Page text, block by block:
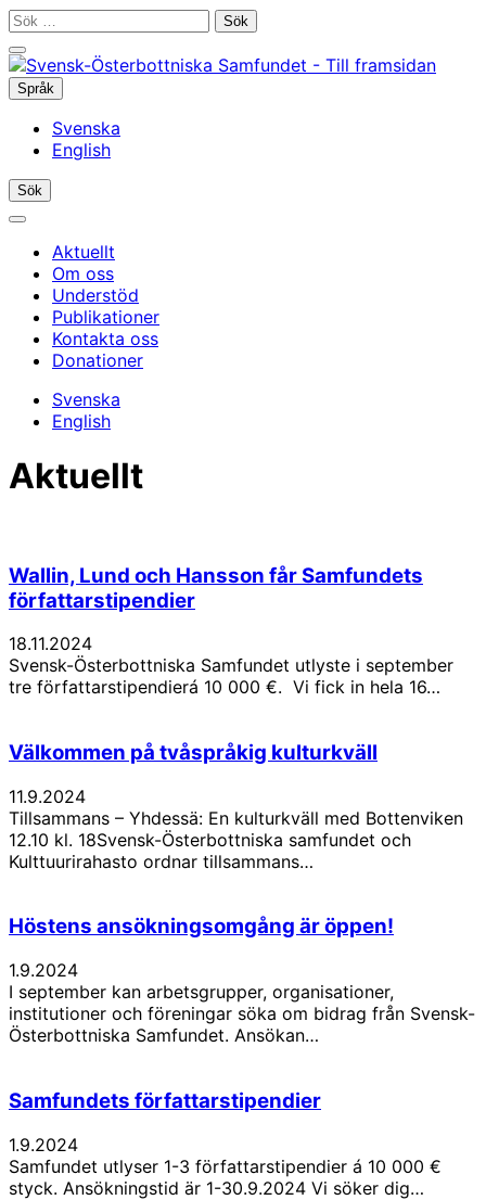
Gå
innehållet
Sök
Stäng
sökfältet
Språk
Språkmeny
Svenska
English
Öppna/stäng
sökfältet
Sök
Huvudmeny
Aktuellt
Om oss
Understöd
Publikationer
Kontakta oss
Donationer
Svenska
English
Aktuellt
Wallin, Lund och Hansson får Samfundets
författarstipendier
18.11.2024
Svensk-Österbottniska Samfundet utlyste i september
tre författarstipendierá 10 000 €. Vi fick in hela 16…
Välkommen på tvåspråkig kulturkväll
11.9.2024
Tillsammans – Yhdessä: En kulturkväll med Bottenviken
12.10 kl. 18Svensk-Österbottniska samfundet och
Kulttuurirahasto ordnar tillsammans…
Höstens ansökningsomgång är öppen!
1.9.2024
I september kan arbetsgrupper, organisationer,
institutioner och föreningar söka om bidrag från Svensk-
Österbottniska Samfundet. Ansökan…
Samfundets författarstipendier
1.9.2024
Samfundet utlyser 1-3 författarstipendier á 10 000 €
styck. Ansökningstid är 1-30.9.2024 Vi söker dig…